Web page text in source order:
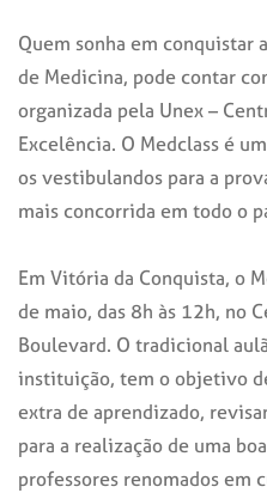
Quem sonha em conquistar
de Medicina, pode contar
organizada pela Unex –
Excelência. O Medclass é
os vestibulandos para a
mais concorrida em todo o
Em Vitória da Conquista, o
de maio, das 8h às 12h, no
Boulevard. O tradicional
instituição, tem o objetivo
extra de aprendizado,
para a realização de uma
professores renomados em